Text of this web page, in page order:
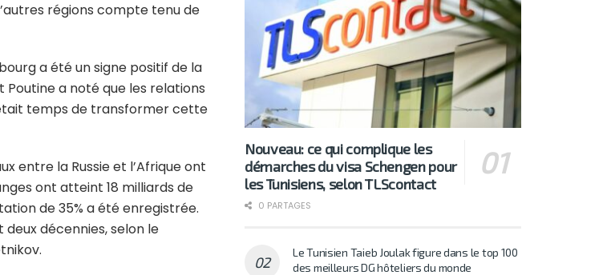
régions compte tenu de
a été un signe positif de la
Poutine a noté que les relations
temps de transformer cette
entre la Russie et l’Afrique ont
ont atteint 18 milliards de
de 35% a été enregistrée.
décennies, selon le
Nouveau: ce qui complique les
démarches du visa Schengen pour
les Tunisiens, selon TLScontact
0 PARTAGES
Le Tunisien Taieb Joulak figure dans le top 100
des meilleurs DG hôteliers du monde